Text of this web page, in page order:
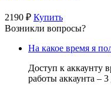
2190 ₽ Купить
Возникли вопросы?
На какое время я
Доступ к аккаунту
работы аккаунта – 3